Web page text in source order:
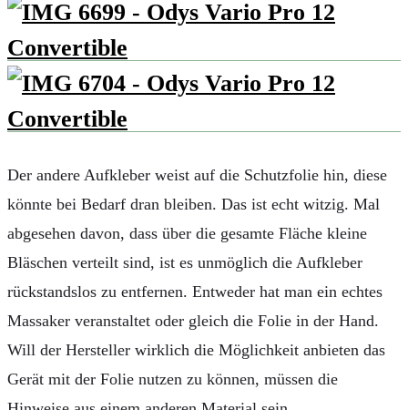
Der andere Aufkleber weist auf die Schutzfolie hin, diese
könnte bei Bedarf dran bleiben. Das ist echt witzig. Mal
abgesehen davon, dass über die gesamte Fläche kleine
Bläschen verteilt sind, ist es unmöglich die Aufkleber
rückstandslos zu entfernen. Entweder hat man ein echtes
Massaker veranstaltet oder gleich die Folie in der Hand.
Will der Hersteller wirklich die Möglichkeit anbieten das
Gerät mit der Folie nutzen zu können, müssen die